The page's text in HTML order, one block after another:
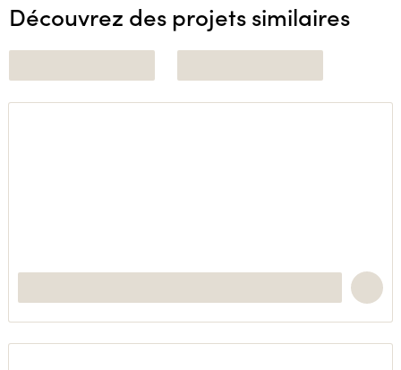
Découvrez des projets similaires